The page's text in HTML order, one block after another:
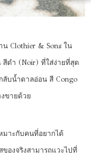
น Clothier & Sons ใน
สีดำ (Noir) ที่ใส่ง่ายที่สุด
ลับน้ำตาลอ่อน สี Congo
ขายด้วย
มาะกับคนที่อยากได้
องจริงสามารถแวะไปที่